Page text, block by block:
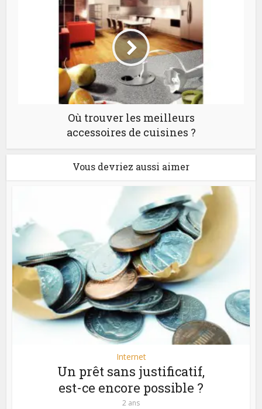
Où trouver les meilleurs
accessoires de cuisines ?
Vous devriez aussi aimer
Internet
Un prêt sans justificatif,
est-ce encore possible ?
2 ans